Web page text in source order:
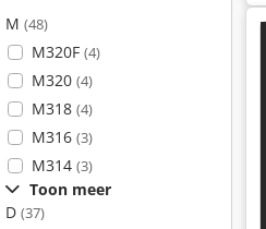
M (48)
M320F (4)
M320 (4)
M318 (4)
M316 (3)
M314 (3)
Toon meer
D (37)